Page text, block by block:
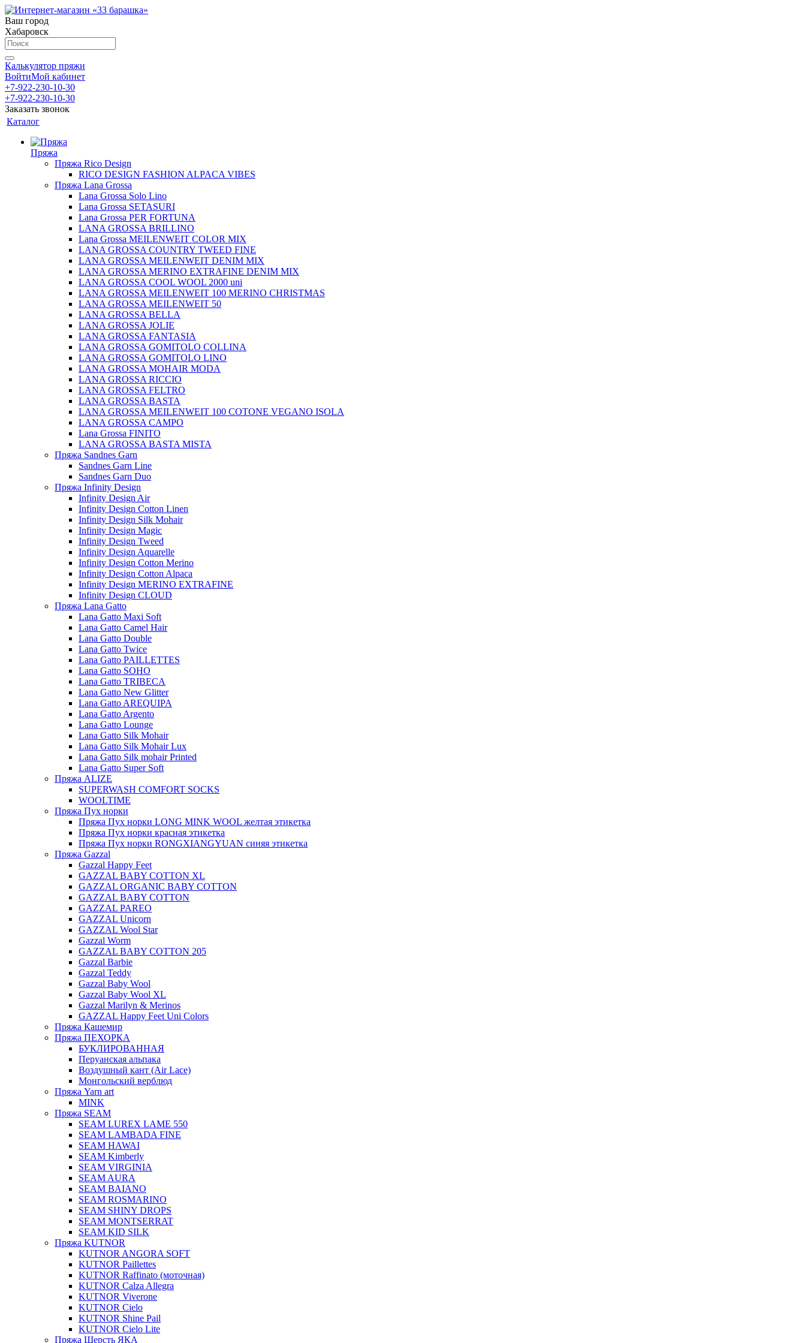
Ваш город
Хабаровск
Калькулятор пряжи
ВойтиМой кабинет
+7-922-230-10-30
+7-922-230-10-30
Заказать звонок
Каталог
Пряжа
Пряжа Rico Design
RICO DESIGN FASHION ALPACA VIBES
Пряжа Lana Grossa
Lana Grossa Solo Lino
Lana Grossa SETASURI
Lana Grossa PER FORTUNA
LANA GROSSA BRILLINO
Lana Grossa MEILENWEIT COLOR MIX
LANA GROSSA COUNTRY TWEED FINE
LANA GROSSA MEILENWEIT DENIM MIX
LANA GROSSA MERINO EXTRAFINE DENIM MIX
LANA GROSSA COOL WOOL 2000 uni
LANA GROSSA MEILENWEIT 100 MERINO CHRISTMAS
LANA GROSSA MEILENWEIT 50
LANA GROSSA BELLA
LANA GROSSA JOLIE
LANA GROSSA FANTASIA
LANA GROSSA GOMITOLO COLLINA
LANA GROSSA GOMITOLO LINO
LANA GROSSA MOHAIR MODA
LANA GROSSA RICCIO
LANA GROSSA FELTRO
LANA GROSSA BASTA
LANA GROSSA MEILENWEIT 100 COTONE VEGANO ISOLA
LANA GROSSA CAMPO
Lana Grossa FINITO
LANA GROSSA BASTA MISTA
Пряжа Sandnes Garn
Sandnes Garn Line
Sandnes Garn Duo
Пряжа Infinity Design
Infinity Design Air
Infinity Design Cotton Linen
Infinity Design Silk Mohair
Infinity Design Magic
Infinity Design Tweed
Infinity Design Aquarelle
Infinity Design Cotton Merino
Infinity Design Cotton Alpaca
Infinity Design MERINO EXTRAFINE
Infinity Design CLOUD
Пряжа Lana Gatto
Lana Gatto Maxi Soft
Lana Gatto Camel Hair
Lana Gatto Double
Lana Gatto Twice
Lana Gatto PAILLETTES
Lana Gatto SOHO
Lana Gatto TRIBECA
Lana Gatto New Glitter
Lana Gatto AREQUIPA
Lana Gatto Argento
Lana Gatto Lounge
Lana Gatto Silk Mohair
Lana Gatto Silk Mohair Lux
Lana Gatto Silk mohair Printed
Lana Gatto Super Soft
Пряжа ALIZE
SUPERWASH COMFORT SOCKS
WOOLTIME
Пряжа Пух норки
Пряжа Пух норки LONG MINK WOOL желтая этикетка
Пряжа Пух норки красная этикетка
Пряжа Пух норки RONGXIANGYUAN синяя этикетка
Пряжа Gazzal
Gazzal Happy Feet
GAZZAL BABY COTTON XL
GAZZAL ORGANIC BABY COTTON
GAZZAL BABY COTTON
GAZZAL PAREO
GAZZAL Unicorn
GAZZAL Wool Star
Gazzal Worm
GAZZAL BABY COTTON 205
Gazzal Barbie
Gazzal Teddy
Gazzal Baby Wool
Gazzal Baby Wool XL
Gazzal Marilyn & Merinos
GAZZAL Happy Feet Uni Colors
Пряжа Кашемир
Пряжа ПЕХОРКА
БУКЛИРОВАННАЯ
Перуанская альпака
Воздушный кант (Air Lace)
Монгольский верблюд
Пряжа Yarn art
MINK
Пряжа SEAM
SEAM LUREX LAME 550
SEAM LAMBADA FINE
SEAM HAWAI
SEAM Kimberly
SEAM VIRGINIA
SEAM AURA
SEAM BAIANO
SEAM ROSMARINO
SEAM SHINY DROPS
SEAM MONTSERRAT
SEAM KID SILK
Пряжа KUTNOR
KUTNOR ANGORA SOFT
KUTNOR Paillettes
KUTNOR Raffinato (моточная)
KUTNOR Calza Allegra
KUTNOR Viverone
KUTNOR Cielo
KUTNOR Shine Pail
KUTNOR Cielo Lite
Пряжа Шерсть ЯКА